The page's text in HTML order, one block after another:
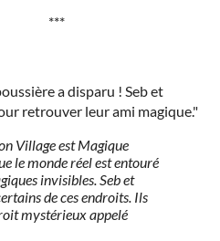
a disparu ! Seb et
retrouver leur ami magique."
Village est Magique
le monde réel est entouré
invisibles. Seb et
de ces endroits. Ils
mystérieux appelé